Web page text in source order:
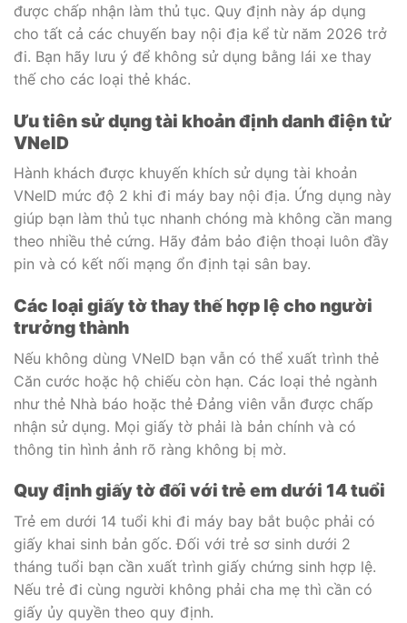
được chấp nhận làm thủ tục. Quy định này áp dụng
cho tất cả các chuyến bay nội địa kể từ năm 2026 trở
đi. Bạn hãy lưu ý để không sử dụng bằng lái xe thay
thế cho các loại thẻ khác.
Ưu tiên sử dụng tài khoản định danh điện tử
VNeID
Hành khách được khuyến khích sử dụng tài khoản
VNeID mức độ 2 khi đi máy bay nội địa. Ứng dụng này
giúp bạn làm thủ tục nhanh chóng mà không cần mang
theo nhiều thẻ cứng. Hãy đảm bảo điện thoại luôn đầy
pin và có kết nối mạng ổn định tại sân bay.
Các loại giấy tờ thay thế hợp lệ cho người
trưởng thành
Nếu không dùng VNeID bạn vẫn có thể xuất trình thẻ
Căn cước hoặc hộ chiếu còn hạn. Các loại thẻ ngành
như thẻ Nhà báo hoặc thẻ Đảng viên vẫn được chấp
nhận sử dụng. Mọi giấy tờ phải là bản chính và có
thông tin hình ảnh rõ ràng không bị mờ.
Quy định giấy tờ đối với trẻ em dưới 14 tuổi
Trẻ em dưới 14 tuổi khi đi máy bay bắt buộc phải có
giấy khai sinh bản gốc. Đối với trẻ sơ sinh dưới 2
tháng tuổi bạn cần xuất trình giấy chứng sinh hợp lệ.
Nếu trẻ đi cùng người không phải cha mẹ thì cần có
giấy ủy quyền theo quy định.